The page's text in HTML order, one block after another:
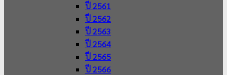
ปี 2561
ปี 2562
ปี 2563
ปี 2564
ปี 2565
ปี 2566